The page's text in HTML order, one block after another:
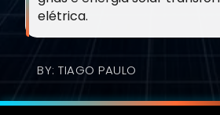
elétrica.
BY: TIAGO PAULO